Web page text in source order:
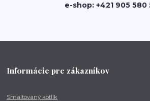
e-shop: +421 905 580
Informácie pre zákazníkov
Smaltovaný kotlík